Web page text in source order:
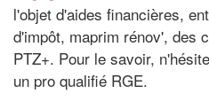
l'objet d'aides financières,
d'impôt, maprim rénov', des
PTZ+. Pour le savoir,
un pro qualifié RGE.